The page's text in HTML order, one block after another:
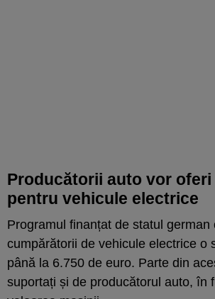
Producătorii auto vor
pentru vehicule electrice
Programul finanțat de statul german
cumpărătorii de vehicule electrice o
până la 6.750 de euro. Parte din
suportați și de producătorul auto, în